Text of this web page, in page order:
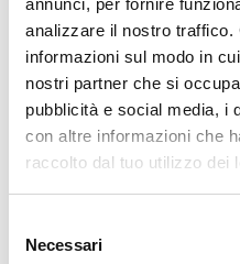
annunci, per fornire
analizzare il nostro traffico.
informazioni sul modo in
nostri partner che si
pubblicità e social media, i
con altre informazioni che
raccolto dal tuo utilizzo dei
delNecessari
15WORKOUT SCARICA